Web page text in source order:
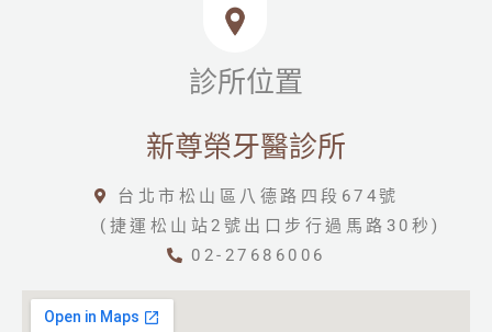
診所位置
新尊榮牙醫診所
台北市松山區八德路四段674號
(捷運松山站2號出口步行過馬路30秒)
02-27686006